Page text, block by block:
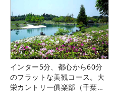
インター5分、都心から60分
のフラットな美観コース。大
栄カントリー俱楽部（千葉